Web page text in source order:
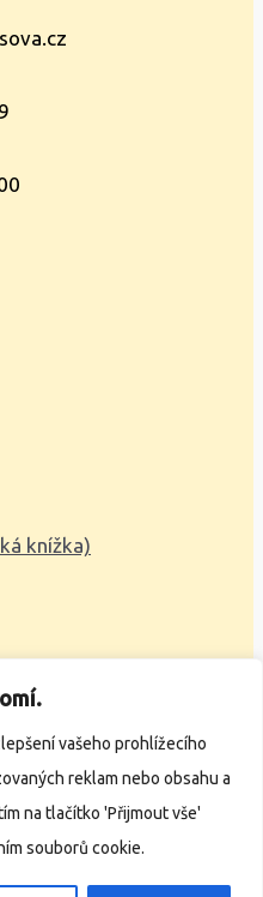
vašeho prohlížecího
reklam nebo obsahu a
na tlačítko 'Přijmout vše'
souborů cookie.
knížka)
Wčil.cz